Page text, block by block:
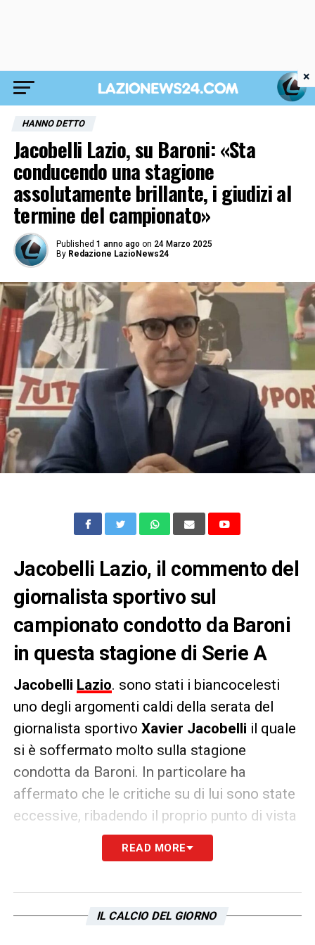
HANNO DETTO
Jacobelli Lazio, su Baroni: «Sta
conducendo una stagione
assolutamente brillante, i giudizi al
termine del campionato»
Published 1 anno ago on 24 Marzo 2025
By Redazione LazioNews24
Jacobelli Lazio, il commento del
giornalista sportivo sul
campionato condotto da Baroni
in questa stagione di Serie A
Jacobelli Lazio. sono stati i biancocelesti
uno degli argomenti caldi della serata del
giornalista sportivo Xavier Jacobelli il quale
si è soffermato molto sulla stagione
condotta da Baroni. In particolare ha
affermato che le critiche su di lui sono state
eccessive, ribadendo il proprio punto di vista
ai microfoni diRadiosei. Le sue parole:
stagione assolutamente brillante. Nemmeno
l’appassionato più ottimista poteva
READ MORE
IL CALCIO DEL GIORNO
×